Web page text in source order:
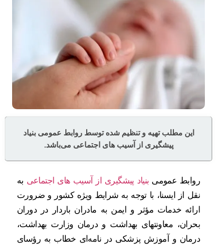
این مطلب تهیه و تنظیم شده توسط روابط عمومی بنیاد
پیشگیری از آسیب های اجتماعی می‌باشد.
روابط عمومی بنیاد پیشگیری از آسیب های اجتماعی به
نقل از ایسنا، با توجه به شرایط ویژه کشور و ضرورت
ارائه خدمات مؤثر و ایمن به مادران باردار در دوران
بحران، معاونتهای بهداشت و درمان وزارت بهداشت،
درمان و آموزش پزشکی در نامه‌ای خطاب به رؤسای